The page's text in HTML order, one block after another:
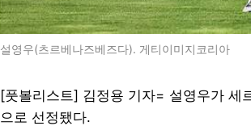
설영우(츠르베나즈베즈다). 게티이미지코리아
[풋볼리스트] 김정용 기자= 설영우가 세
으로 선정됐다.